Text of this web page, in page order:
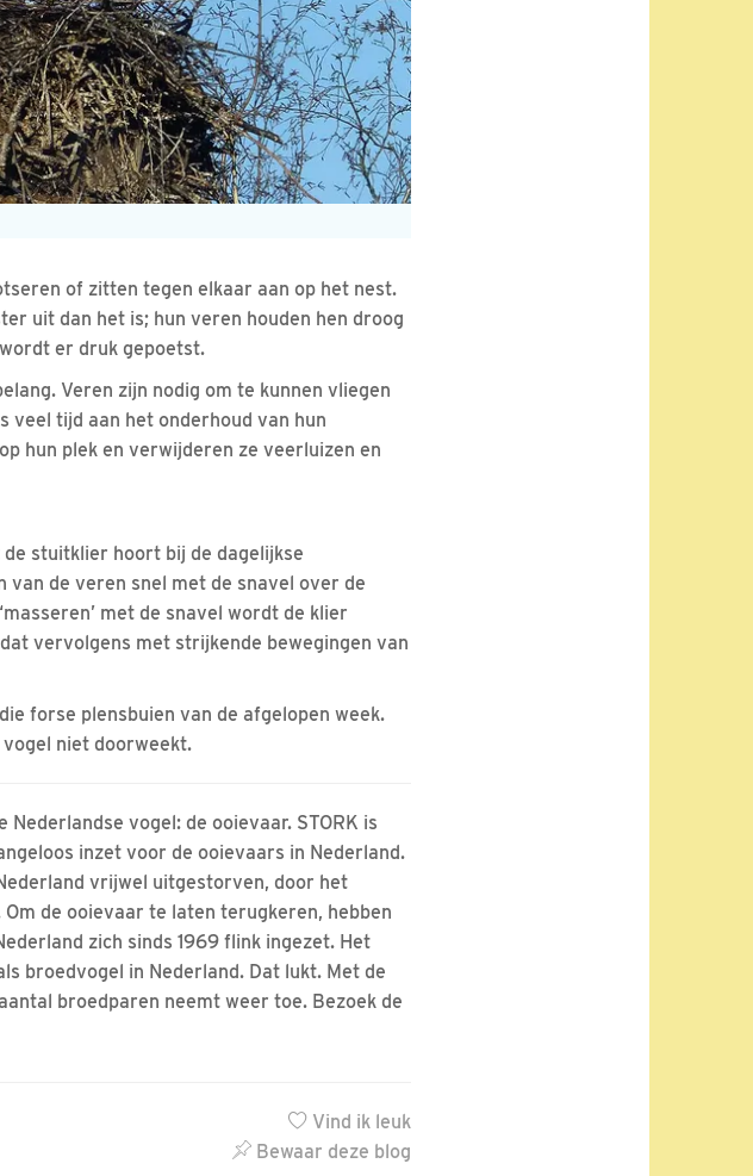
of zitten tegen elkaar aan op het nest.
uit dan het is; hun veren houden hen droog
er druk gepoetst.
Veren zijn nodig om te kunnen vliegen
veel tijd aan het onderhoud van hun
hun plek en verwijderen ze veerluizen en
de stuitklier hoort bij de dagelijkse
de veren snel met de snavel over de
met de snavel wordt de klier
vervolgens met strijkende bewegingen van
forse plensbuien van de afgelopen week.
niet doorweekt.
Nederlandse vogel: de ooievaar. STORK is
inzet voor de ooievaars in Nederland.
vrijwel uitgestorven, door het
de ooievaar te laten terugkeren, hebben
zich sinds 1969 flink ingezet. Het
broedvogel in Nederland. Dat lukt. Met de
broedparen neemt weer toe. Bezoek de
Vind ik leuk
Bewaar deze blog